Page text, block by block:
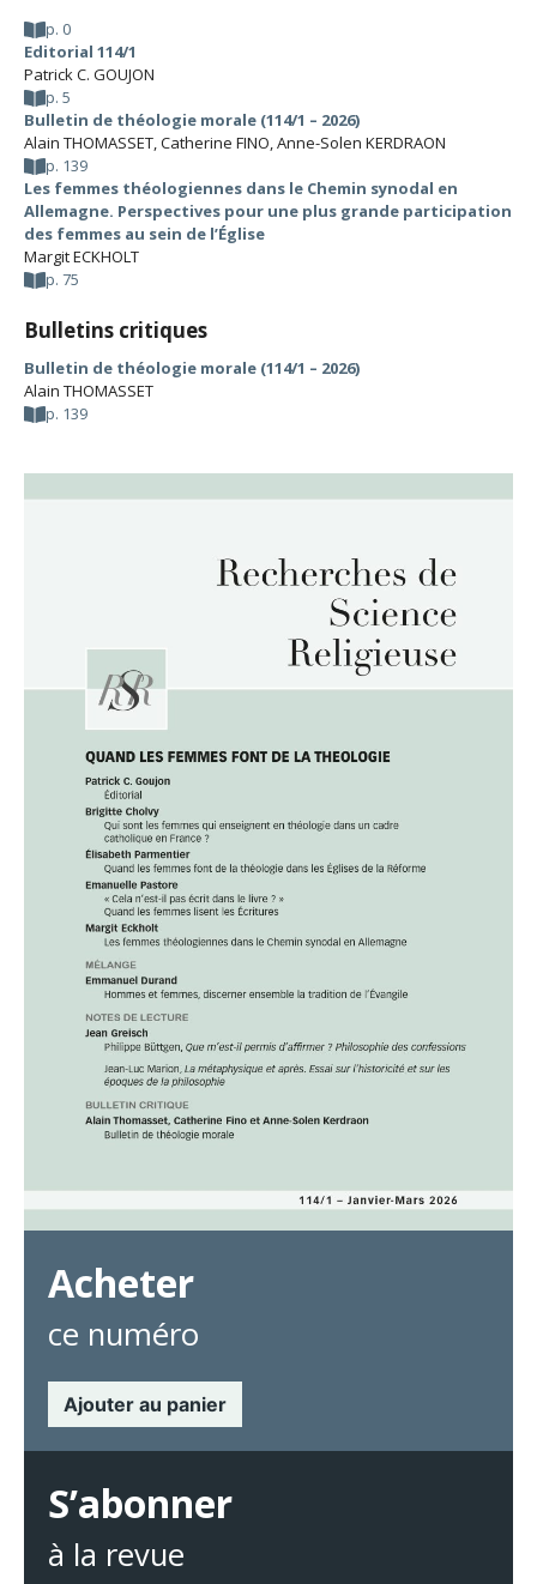
p. 0
Editorial 114/1
Patrick C. GOUJON
p. 5
Bulletin de théologie morale (114/1 – 2026)
Alain THOMASSET,Catherine FINO,Anne-Solen KERDRAON
p. 139
Les femmes théologiennes dans le Chemin synodal en
Allemagne. Perspectives pour une plus grande participation
des femmes au sein de l’Église
Margit ECKHOLT
p. 75
Bulletins critiques
Bulletin de théologie morale (114/1 – 2026)
Alain THOMASSET
p. 139
Acheter
ce numéro
Ajouter au panier
S’abonner
à la revue